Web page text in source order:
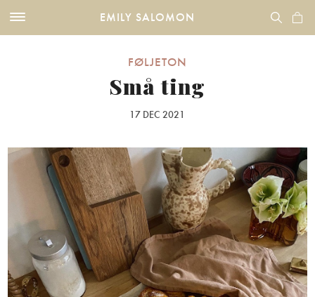
EMILY SALOMON
FØLJETON
Små ting
17 DEC 2021